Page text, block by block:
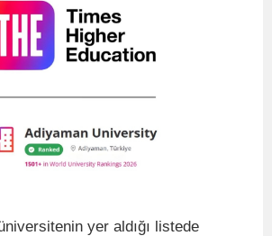
yer aldığı listede